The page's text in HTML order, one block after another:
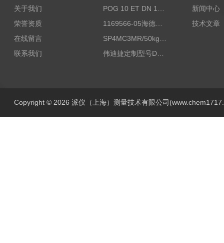
关于我们
荣誉资质
在线留言
联系我们
1169566-05海德汉西门子编码器现货
伟迪捷定制型号DHM506-5000-002
新闻中心
技术文章
Copyright © 2026 派仪（上海）测量技术有限公司